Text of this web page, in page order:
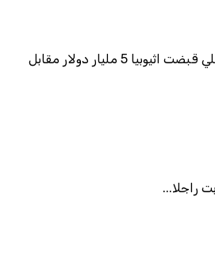
السد مشروع إسرائيلي قبضت اثيوبيا 5 مليار دولار مقابل
راجلا...